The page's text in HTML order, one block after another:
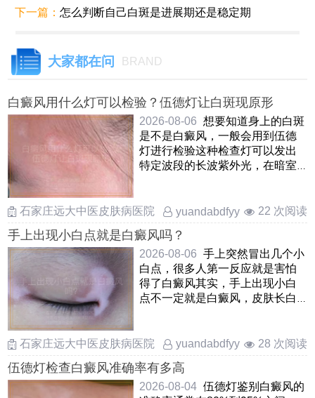
下一篇：怎么判断自己白斑是进展期还是稳定期
大家都在问 BRAND
白癜风用什么灯可以检验？伍德灯让白斑现原形
2026-08-06 想要知道身上的白斑
是不是白癜风，一般会用到伍德
灯进行检验这种检查灯可以发出
特定波段的长波紫外光，在暗室
石家庄远大中医皮肤病医院 yuandabdfyy 22 次阅读
手上出现小白点就是白癜风吗？
2026-08-06 手上突然冒出几个小
白点，很多人第一反应就是害怕
得了白癜风其实，手上出现小白
点不一定就是白癜风，皮肤长白
石家庄远大中医皮肤病医院
yuandabdfyy 28 次阅读
伍德灯检查白癜风准确率有多高
2026-08-04 伍德灯鉴别白癜风的